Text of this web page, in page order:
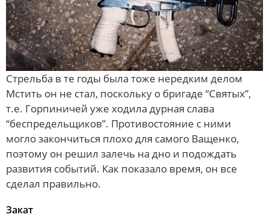
Стрельба в те годы была тоже нередким делом
Мстить он не стал, поскольку о бригаде “Святых”,
т.е. Горпиничей уже ходила дурная слава
“беспредельщиков”. Противостояние с ними
могло закончиться плохо для самого Ващенко,
поэтому он решил залечь на дно и подождать
развития событий. Как показало время, он все
сделал правильно.
Закат